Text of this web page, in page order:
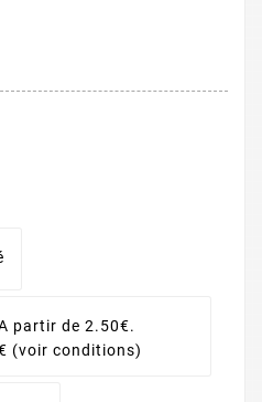
partir de 2.50€.
(voir conditions)